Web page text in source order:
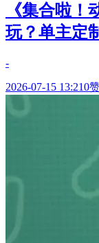
《集合啦
玩？单主定
-
2026-07-15 13:210